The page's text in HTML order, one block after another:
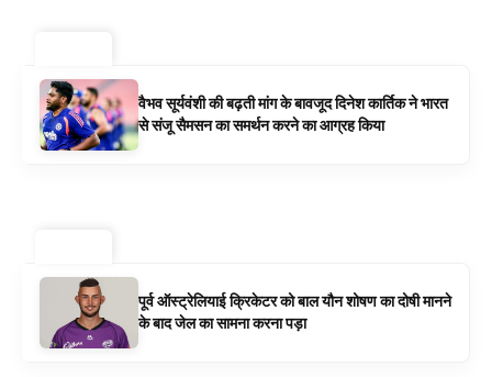
वैभव सूर्यवंशी की बढ़ती मांग के बावजूद दिनेश कार्तिक ने भारत
से संजू सैमसन का समर्थन करने का आग्रह किया
पूर्व ऑस्ट्रेलियाई क्रिकेटर को बाल यौन शोषण का दोषी मानने
के बाद जेल का सामना करना पड़ा